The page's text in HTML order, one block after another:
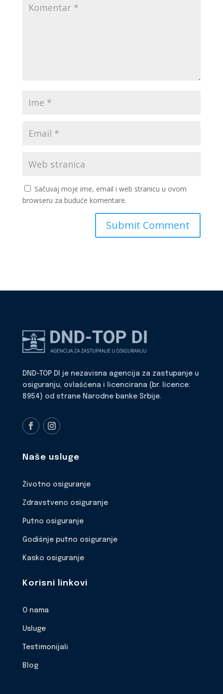
Sačuvaj moje ime, email i web stranicu u ovom
browseru za buduće komentare.
DND-TOP DI je nezavisna agencija za zastupanje u
osiguranju, ovlašćena i licencirana (br. licence:
8954) od strane Narodne banke Srbije.
Naše usluge
Životno osiguranje
Zdravstveno osiguranje
Putno osiguranje
Godišnje putno osiguranje
Kasko osiguranje
Korisni linkovi
O nama
Usluge
Testimonijali
Blog